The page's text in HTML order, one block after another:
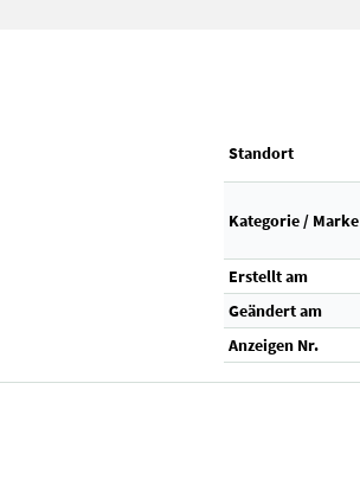
Standort
Kategorie / Marke
Erstellt am
Geändert am
Anzeigen Nr.